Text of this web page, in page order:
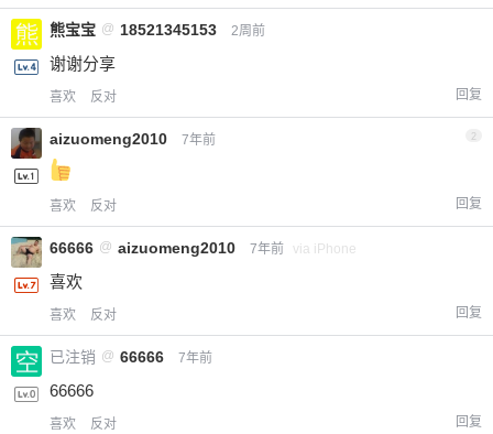
熊宝宝 @ 18521345153 2周前
谢谢分享
喜欢 反对 回复
aizuomeng2010 7年前 2
喜欢 反对 回复
66666 @ aizuomeng2010 7年前 via iPhone
喜欢
喜欢 反对 回复
已注销 @ 66666 7年前
66666
喜欢 反对 回复